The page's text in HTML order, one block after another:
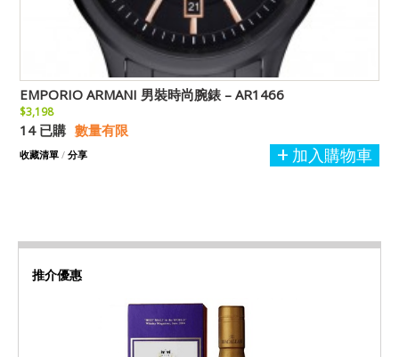
EMPORIO ARMANI 男裝時尚腕錶 – AR1466
$3,198
14 已購 數量有限
加入購物車
收藏清單 / 分享
推介優惠